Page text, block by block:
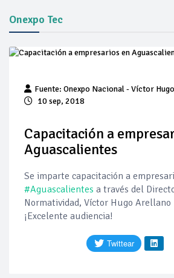
Pemex ante la refinación clandestina
precios del petróleo y producción récord
mantienen precios al alza
"procesadoras" ilegales
Pacto dispara 83% ventas diésel Pemex
Incertidumbre regulatoria pone a
las Estaciones de Servicio familiares
espera estabilización del mercado
Onexpo Tec
Fuente: Onexpo Nacional - Víctor
10 sep, 2018
Capacitación a
Aguascalientes
Se imparte capacitación a
#Aguascalientes a través del
Normatividad, Víctor Hugo Arellano
¡Excelente audiencia!